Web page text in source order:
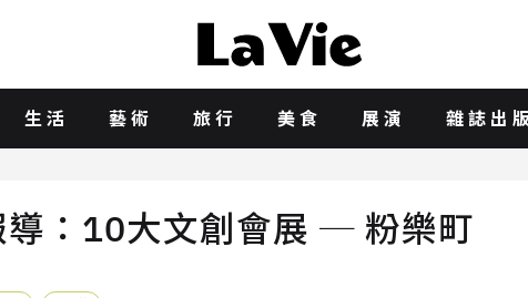
生活 藝術 旅行 美食 展演 雜誌出
：10大文創會展 ─ 粉樂町